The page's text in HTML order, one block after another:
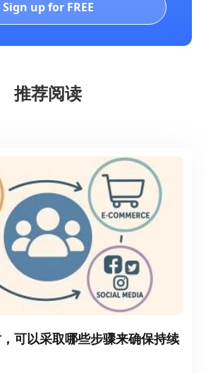
Sign up for FREE
推荐阅读
可以采取哪些步骤来确保持续